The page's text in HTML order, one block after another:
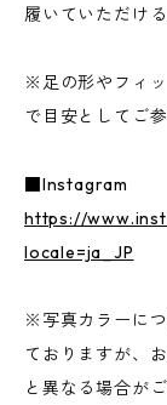
履いていただけ
※足の形やフィ
で目安としてご
■Instagram
https://
locale=ja_JP
※写真カラーに
ておりますが、
と異なる場合が